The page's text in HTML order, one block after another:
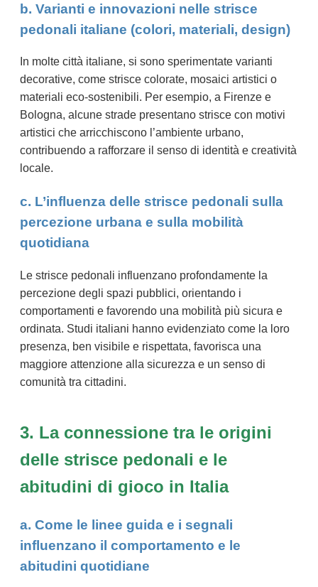
b. Varianti e innovazioni nelle strisce
pedonali italiane (colori, materiali, design)
In molte città italiane, si sono sperimentate varianti
decorative, come strisce colorate, mosaici artistici o
materiali eco-sostenibili. Per esempio, a Firenze e
Bologna, alcune strade presentano strisce con motivi
artistici che arricchiscono l’ambiente urbano,
contribuendo a rafforzare il senso di identità e creatività
locale.
c. L’influenza delle strisce pedonali sulla
percezione urbana e sulla mobilità
quotidiana
Le strisce pedonali influenzano profondamente la
percezione degli spazi pubblici, orientando i
comportamenti e favorendo una mobilità più sicura e
ordinata. Studi italiani hanno evidenziato come la loro
presenza, ben visibile e rispettata, favorisca una
maggiore attenzione alla sicurezza e un senso di
comunità tra cittadini.
3. La connessione tra le origini
delle strisce pedonali e le
abitudini di gioco in Italia
a. Come le linee guida e i segnali
influenzano il comportamento e le
abitudini quotidiane